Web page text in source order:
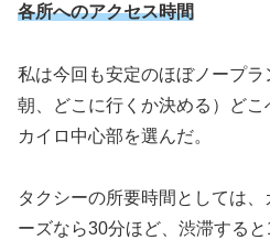
各所へのアクセス時間
私は今回も安定のほぼノープ
朝、どこに行くか決める）ど
カイロ中心部を選んだ。
タクシーの所要時間としては
ーズなら30分ほど、渋滞する